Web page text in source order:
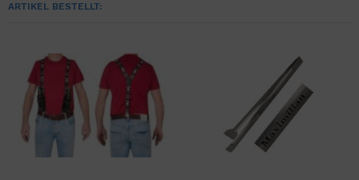
ARTIKEL BESTELLT: